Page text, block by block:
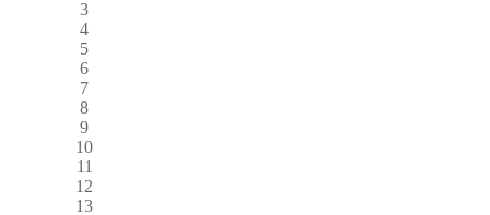
3
4
5
6
7
8
9
10
11
12
13